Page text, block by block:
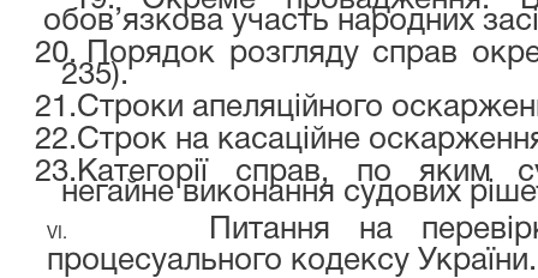
обов’язкова участь народних
20.
Порядок розгляду справ
235).
21.Строки апеляційного
22.Строк на касаційне
23. Категорії справ, по яким
негайне виконання судових
VI.
Питання на
процесуального кодексу України.